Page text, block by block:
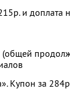
и доплата
(общей
Купон за